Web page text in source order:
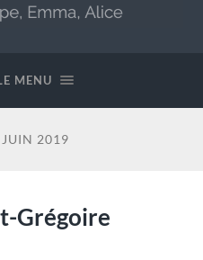
MENU
2019
Grégoire